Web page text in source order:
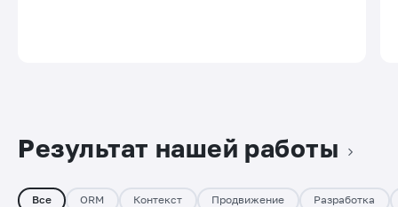
Результат нашей работы
Все ORM Контекст Продвижение Разработка